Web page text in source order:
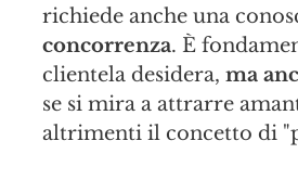
richiede anche una
concorrenza. È
clientela desidera, ma
se si mira a attrarre
altrimenti il concetto di